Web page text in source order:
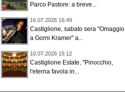
Parco Pastore: a breve...
16.07.2026 16:49
Castiglione, sabato sera "Omaggio
a Gorni Kramer" a...
10.07.2026 15:12
Castiglione Estate, "Pinocchio,
l'eterna favola in...